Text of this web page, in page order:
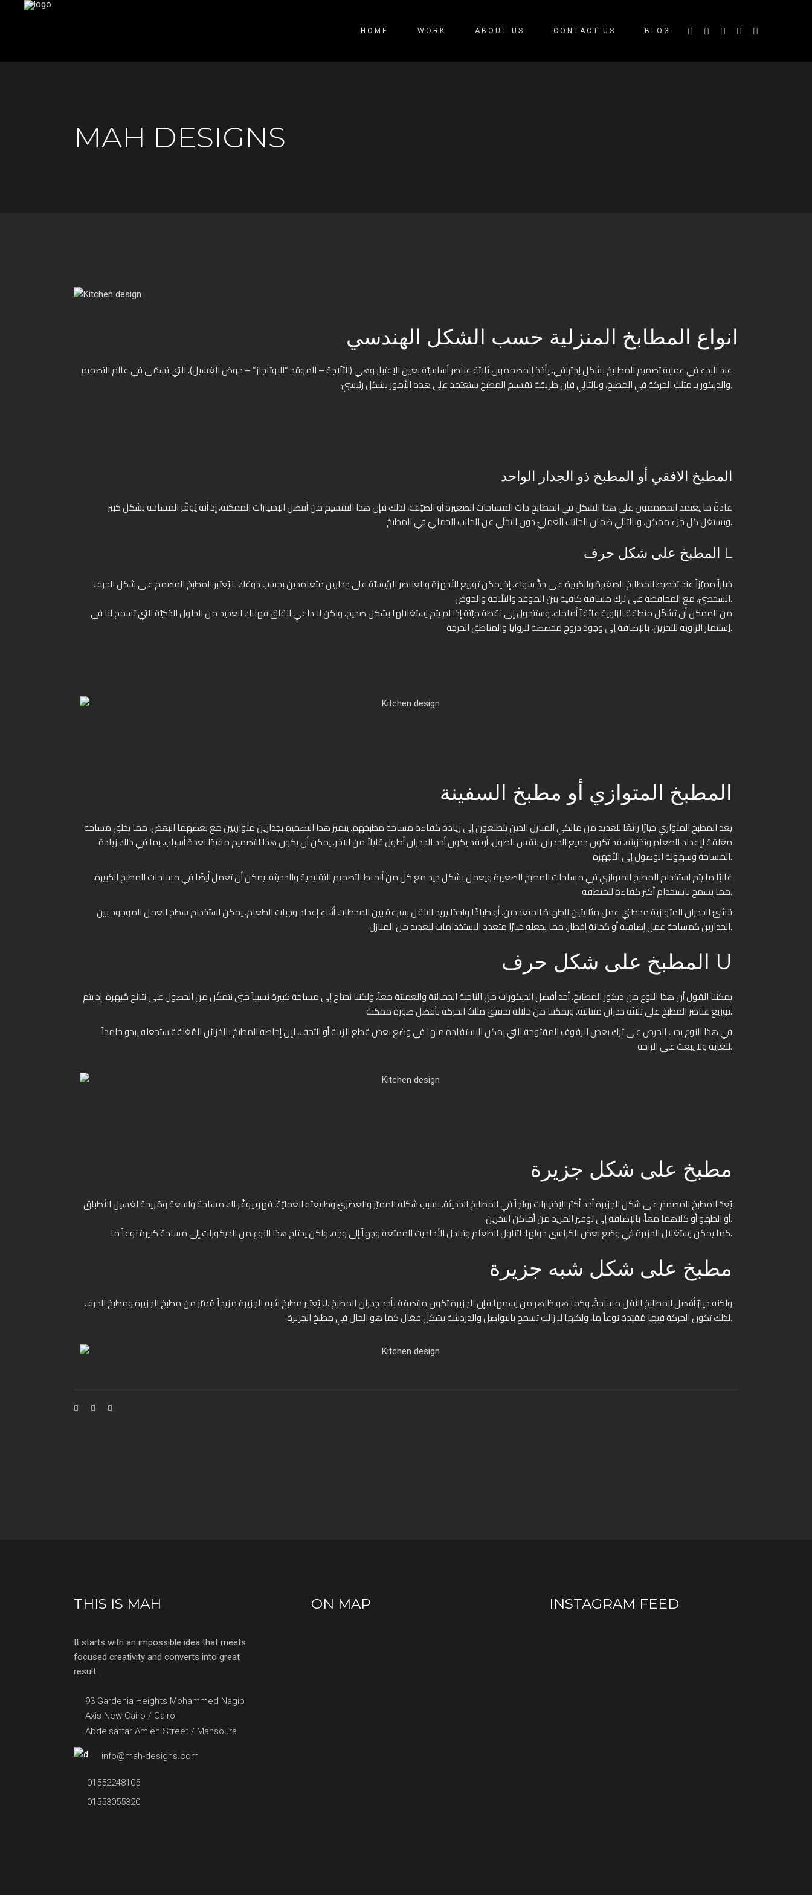
HOME WORK ABOUT US CONTACT US BLOG
MAH DESIGNS
انواع المطابخ المنزلية حسب الشكل الهندسي
عند البدء في عملية تصميم المطابخ بشكل اِحترافي، يأخذ المصممون ثلاثة عناصر أساسيّة بعين الاِعتبار وهي (الثلّاجة – الموقد “البوتاجاز” – حوض الغسيل)، التي تسمّى في عالم التصميم
والديكور بـ مثلث الحركة في المطبخ، وبالتالي فإن طريقة تقسيم المطبخ ستعتمد على هذه الأمور بشكل رئيسيّ.
المطبخ الافقي أو المطبخ ذو الجدار الواحد
عادةً ما يعتمد المصممون على هذا الشكل في المطابخ ذات المساحات الصغيرة أو الضيّقة، لذلك فإن هذا التقسيم من أفضل الاِختيارات الممكنة، إذ أنه يُوفِّر المساحة بشكل كبير
ويستغل كل جزء ممكن، وبالتالي ضمان الجانب العمليّ دون التخلّي عن الجانب الجماليّ في المطبخ.
المطبخ على شكل حرف L
يُعتبر المطبخ المصمم على شكل الحرف L خياراً مميّزاً عند تخطيط المطابخ الصغيرة والكبيرة على حدٍّ سواء، إذ يمكن توزيع الأجهزة والعناصر الرئيسيّة على جدارين متعامدين بحسب ذوقك
الشخصيّ، مع المحافظة على ترك مسافة كافية بين الموقد والثلّاجة والحوض.
من الممكن أن تشكّل منطقة الزاوية عائقاّ أمامك، وستتحول إلى نقطة ميّتة إذا لم يتم اِستغلالها بشكل صحيح، ولكن لا داعي للقلق فهناك العديد من الحلول الذكيّة التي تسمح لنا في
اِستثمار الزاوية للتخزين، بالإضافة إلى وجود دروج مخصصة للزوايا والمناطق الحرجة.
المطبخ المتوازي أو مطبخ السفينة
يعد المطبخ المتوازي خيارًا رائعًا للعديد من مالكي المنازل الذين يتطلعون إلى زيادة كفاءة مساحة مطبخهم. يتميز هذا التصميم بجدارين متوازيين مع بعضهما البعض، مما يخلق مساحة
مغلقة لإعداد الطعام وتخزينه. قد تكون جميع الجدران بنفس الطول، أو قد يكون أحد الجدران أطول قليلاً من الآخر. يمكن أن يكون هذا التصميم مفيدًا لعدة أسباب، بما في ذلك زيادة
المساحة وسهولة الوصول إلى الأجهزة.
غالبًا ما يتم استخدام المطبخ المتوازي في مساحات المطبخ الصغيرة ويعمل بشكل جيد مع كل منأنماط التصميمالتقليدية والحديثة. يمكن أن تعمل أيضًا في مساحات المطبخ الكبيرة،
مما يسمح باستخدام أكثر كفاءة للمنطقة.
تنشئ الجدران المتوازية محطتي عمل مثاليتين للطهاة المتعددين، أو طباخًا واحدًا يريد التنقل بسرعة بين المحطات أثناء إعداد وجبات الطعام. يمكن استخدام سطح العمل الموجود بين
الجدارين كمساحة عمل إضافية أو كحانة إفطار، مما يجعله خيارًا متعدد الاستخدامات للعديد من المنازل.
المطبخ على شكل حرف U
يمكننا القول أن هذا النوع من ديكور المطابخ، أحد أفضل الديكورات من الناحية الجماليّة والعمليّة معاً، ولكننا نحتاج إلى مساحة كبيرة نسبياً حتى نتمكّن من الحصول على نتائج مُبهرة، إذ يتم
توزيع عناصر المطبخ على ثلاثة جدران متتالية، ويمكننا من خلاله تحقيق مثلث الحركة بأفضل صورة ممكنة.
في هذا النوع يجب الحرص على ترك بعض الرفوف المفتوحة التي يمكن الاِستفادة منها في وضع بعض قطع الزينة أو التحف، لإن إحاطة المطبخ بالخزائن المُغلقة ستجعله يبدو جامداً
للغاية ولا يبعث على الراحة.
مطبخ على شكل جزيرة
يُعدّ المطبخ المصمم على شكل الجزيرة أحد أكثر الاِختيارات رواجاً في المطابخ الحديثة، بسبب شكله المميّز والعصريّ وطبيعته العمليّة، فهو يوفّر لك مساحة واسعة ومُريحة لغسيل الأطباق
أو الطهو أو كلاهما معاً، بالإضافة إلى توفير المزيد من أماكن التخزين.
كما يمكن اِستغلال الجزيرة في وضع بعض الكراسي حولها؛ لتناول الطعام وتبادل الأحاديث الممتعة وجهاً إلى وجه، ولكن يحتاج هذا النوع من الديكورات إلى مساحة كبيرة نوعاً ما.
مطبخ على شكل شبه جزيرة
يُعتبر مطبخ شبه الجزيرة مزيجاً مُميّز من مطبخ الجزيرة ومطبخ الحرف U، ولكنه خيارٌ أفضل للمطابخ الأقل مساحةً، وكما هو ظاهر من اِسمها فإن الجزيرة تكون ملتصقة بأحد جدران المطبخ
لذلك تكون الحركة فيها مُقيّدة نوعاً ما، ولكنها لا زالت تسمح بالتواصل والدردشة بشكل فعّال كما هو الحال في مطبخ الجزيرة.
THIS IS MAH
It starts with an impossible idea that meets
focused creativity and converts into great
result.
93 Gardenia Heights Mohammed Nagib
Axis New Cairo / Cairo
Abdelsattar Amien Street / Mansoura
info@mah-designs.com
01552248105
01553055320
ON MAP INSTAGRAM FEED